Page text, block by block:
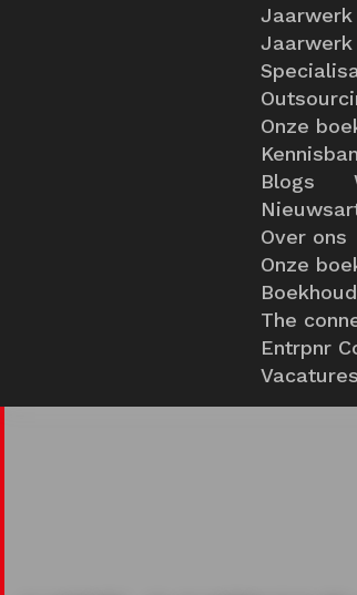
Jaarwerk
Onze
Blogs
Over ons
Onze
The
Entrpnr
Vacatures